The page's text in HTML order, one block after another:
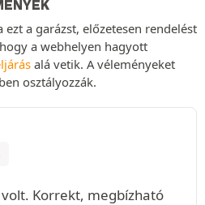
a garázst, előzetesen rendelést
a webhelyen hagyott
alá vetik. A véleményeket
osztályozzák.
Korrekt, megbízható